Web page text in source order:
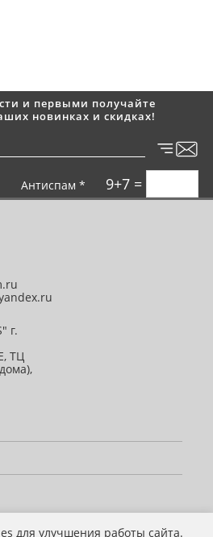
для улучшения работы сайта.
и первыми получайте
новинках и скидках!
Антиспам * 9+7 =
г.
ТЦ
Политика конфиденциальности